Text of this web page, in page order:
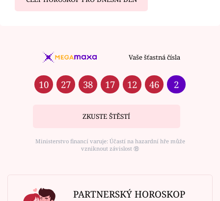
Vaše šťastná čísla
10 27 38 17 12 46 2
ZKUSTE ŠTĚSTÍ
Ministerstvo financí varuje: Účastí na hazardní hře může
vzniknout závislost ⑱
PARTNERSKÝ HOROSKOP